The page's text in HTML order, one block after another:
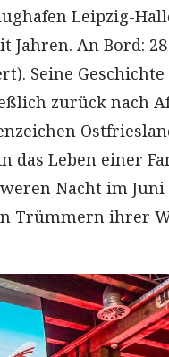
Leipzig-
Jahren. An Bord:
Seine
zurück nach
das Leben einer
Nacht im Juni
Trümmern ihrer